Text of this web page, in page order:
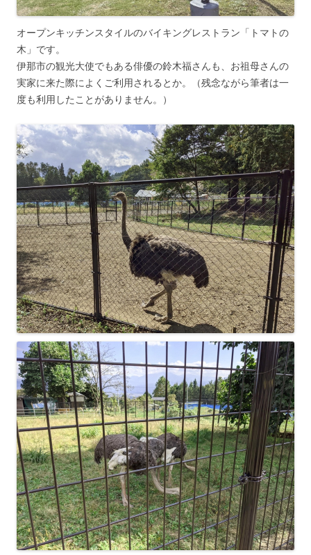
オープンキッチンスタイルのバイキングレストラン「トマトの
木」です。
伊那市の観光大使でもある俳優の鈴木福さんも、お祖母さんの
実家に来た際によくご利用されるとか。（残念ながら筆者は一
度も利用したことがありません。）